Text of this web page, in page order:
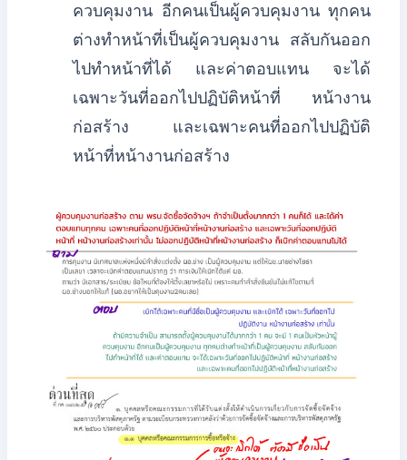
ควบคุมงาน อีกคนเป็นผู้ควบคุมงาน ทุกคน
ต่างทำหน้าที่เป็นผู้ควบคุมงาน สลับกันออก
ไปทำหน้าที่ได้ และค่าตอบแทน จะได้
เฉพาะวันที่ออกไปปฏิบัติหน้าที่ หน้างาน
ก่อสร้าง และเฉพาะคนที่ออกไปปฏิบัติ
หน้าที่หน้างานก่อสร้าง​